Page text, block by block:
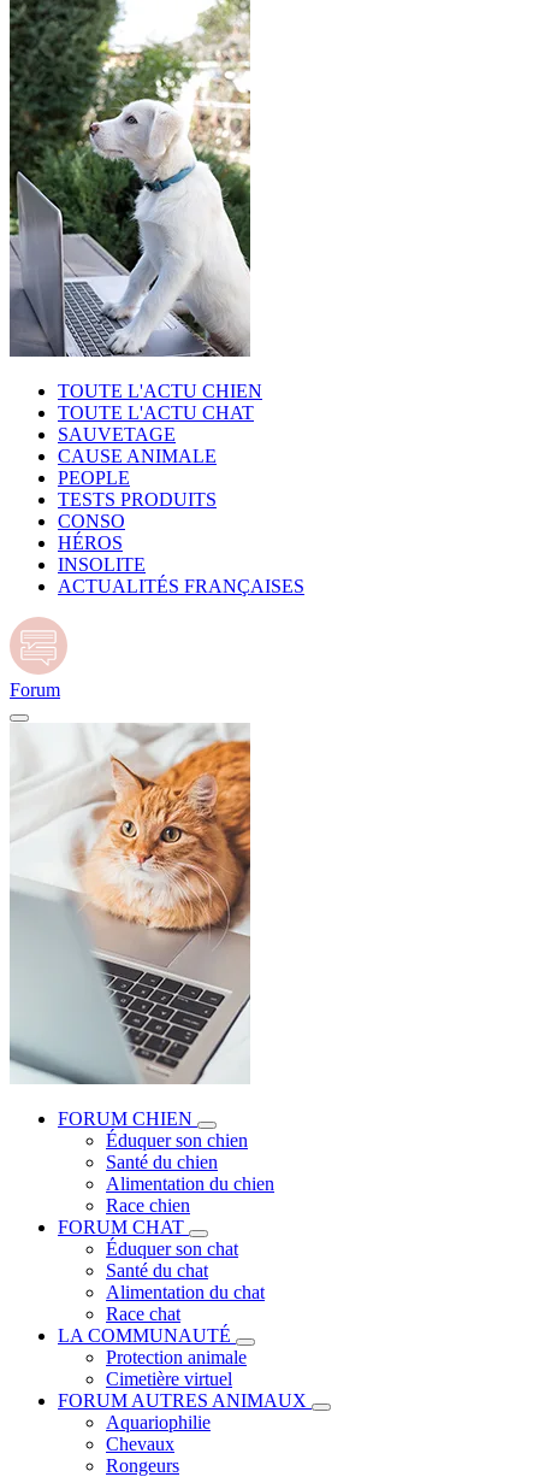
TOUTE L'ACTU CHIEN
TOUTE L'ACTU CHAT
SAUVETAGE
CAUSE ANIMALE
PEOPLE
TESTS PRODUITS
CONSO
HÉROS
INSOLITE
ACTUALITÉS FRANÇAISES
Forum
FORUM CHIEN
Éduquer son chien
Santé du chien
Alimentation du chien
Race chien
FORUM CHAT
Éduquer son chat
Santé du chat
Alimentation du chat
Race chat
LA COMMUNAUTÉ
Protection animale
Cimetière virtuel
FORUM AUTRES ANIMAUX
Aquariophilie
Chevaux
Rongeurs